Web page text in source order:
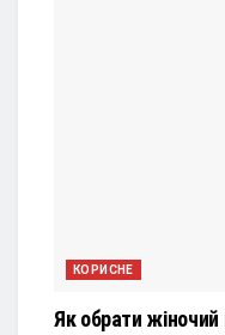
КОРИСНЕ
Як обрати